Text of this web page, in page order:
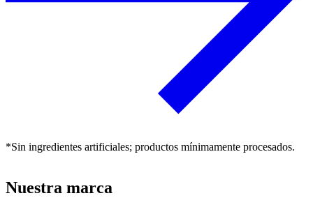
*Sin ingredientes artificiales; productos mínimamente procesados.
Nuestra marca